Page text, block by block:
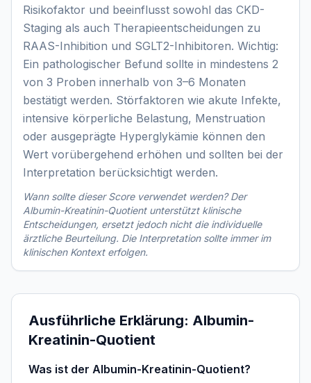
Risikofaktor und beeinflusst sowohl das CKD-
Staging als auch Therapieentscheidungen zu
RAAS-Inhibition und SGLT2-Inhibitoren. Wichtig:
Ein pathologischer Befund sollte in mindestens 2
von 3 Proben innerhalb von 3–6 Monaten
bestätigt werden. Störfaktoren wie akute Infekte,
intensive körperliche Belastung, Menstruation
oder ausgeprägte Hyperglykämie können den
Wert vorübergehend erhöhen und sollten bei der
Interpretation berücksichtigt werden.
Wann sollte dieser Score verwendet werden? Der
Albumin-Kreatinin-Quotientunterstützt klinische
Entscheidungen, ersetzt jedoch nicht die individuelle
ärztliche Beurteilung. Die Interpretation sollte immer im
klinischen Kontext erfolgen.
Ausführliche Erklärung: Albumin-
Kreatinin-Quotient
Was ist der Albumin-Kreatinin-Quotient?